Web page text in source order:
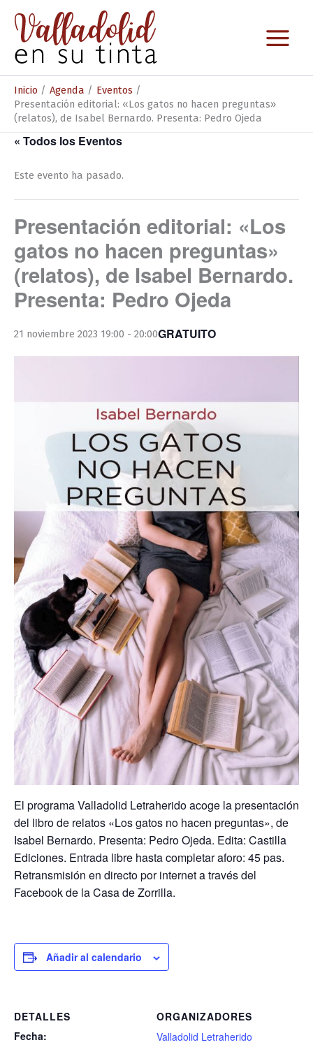
contenido
Inicio Agenda
Eventos
Presentación editorial: «Los gatos no hacen preguntas»
(relatos), de Isabel Bernardo. Presenta: Pedro Ojeda
« Todos los Eventos
Este evento ha pasado.
Presentación editorial: «Los
gatos no hacen preguntas»
(relatos), de Isabel Bernardo.
Presenta: Pedro Ojeda
21 noviembre 2023 19:00 - 20:00GRATUITO
El programa Valladolid Letraherido acoge la presentación
del libro de relatos «Los gatos no hacen preguntas», de
Isabel Bernardo. Presenta: Pedro Ojeda. Edita: Castilla
Ediciones. Entrada libre hasta completar aforo: 45 pas.
Retransmisión en directo por internet a través del
Facebook de la Casa de Zorrilla.
Añadir al calendario
DETALLES
Fecha:
ORGANIZADORES
Valladolid Letraherido